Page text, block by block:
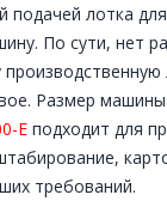
подачей лотка
По сути, нет
Размер
E подходит для
требований.